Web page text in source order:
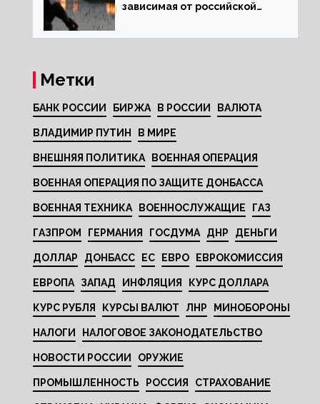
зависимая от российской
Метки
БАНК РОССИИ БИРЖА В РОССИИ ВАЛЮТА
ВЛАДИМИР ПУТИН В МИРЕ
ВНЕШНЯЯ ПОЛИТИКА ВОЕННАЯ ОПЕРАЦИЯ
ВОЕННАЯ ОПЕРАЦИЯ ПО ЗАЩИТЕ ДОНБАССА
ВОЕННАЯ ТЕХНИКА ВОЕННОСЛУЖАЩИЕ ГАЗ
ГАЗПРОМ ГЕРМАНИЯ ГОСДУМА ДНР ДЕНЬГИ
ДОЛЛАР ДОНБАСС ЕС ЕВРО ЕВРОКОМИССИЯ
ЕВРОПА ЗАПАД ИНФЛЯЦИЯ КУРС ДОЛЛАРА
КУРС РУБЛЯ КУРСЫ ВАЛЮТ ЛНР МИНОБОРОНЫ
НАЛОГИ НАЛОГОВОЕ ЗАКОНОДАТЕЛЬСТВО
НОВОСТИ РОССИИ ОРУЖИЕ
ПРОМЫШЛЕННОСТЬ РОССИЯ СТРАХОВАНИЕ